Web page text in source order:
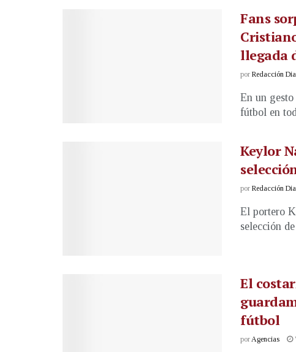
Fans
llegada
por Redacción
En un
fútbol en
Keylor
por Redacción
El portero
selección
El
fútbol
por Agencias